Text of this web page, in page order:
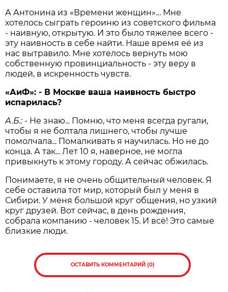
А Антонина из «Времени женщин»… Мне
хотелось сыграть героиню из советского фильма
- наивную, открытую. И это было тяжелее всего -
эту наивность в себе найти. Наше время её из
нас вытравило. Мне хотелось вернуть мою
собственную провинциальность - эту веру в
людей, в искренность чувств.
«АиФ»: - В Москве ваша наивность быстро
испарилась?
А.Б.: - Не знаю... Помню, что меня всегда ругали,
чтобы я не болтала лишнего, чтобы лучше
помолчала... Помалкивать я научилась. Но не до
конца. А так... Лет 10 я, наверное, не могла
привыкнуть к этому городу. А сейчас обжилась.
Понимаете, я не очень общительный человек. Я
себе оставила тот мир, который был у меня в
Сибири. У меня большой круг общения, но узкий
круг друзей. Вот сейчас, в день рождения,
собрала компанию - человек 15. И всё! Это самые
близкие люди.
ОСТАВИТЬ КОММЕНТАРИЙ (0)